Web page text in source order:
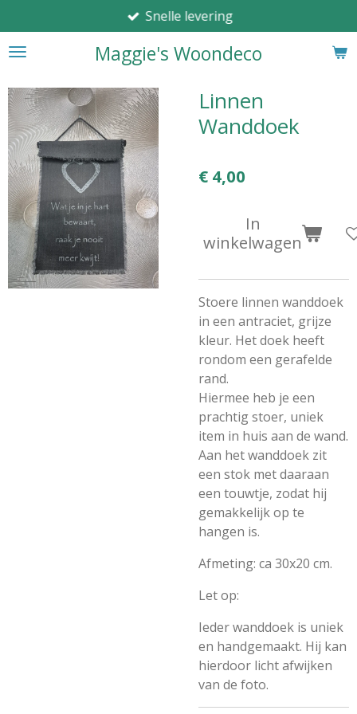
direct
naar
hoofdinhoud
Maggie's Woondeco
Snelle levering
Linnen
Wanddoek
€ 4,00
In
winkelwagen
Stoere linnen wanddoek
in een antraciet, grijze
kleur. Het doek heeft
rondom een gerafelde
rand.
Hiermee heb je een
prachtig stoer, uniek
item in huis aan de wand.
Aan het wanddoek zit
een stok met daaraan
een touwtje, zodat hij
gemakkelijk op te
hangen is.
Afmeting: ca 30x20 cm.
Let op:
Ieder wanddoek is uniek
en handgemaakt. Hij kan
hierdoor licht afwijken
van de foto.